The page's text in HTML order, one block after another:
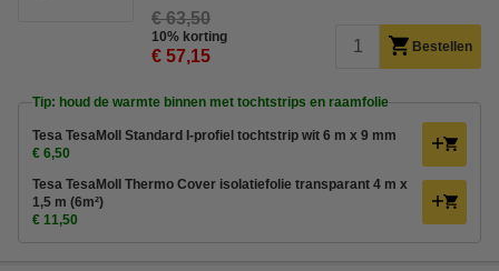
€ 63,50
10% korting
€ 57,15 Bestellen
Tip: houd de warmte binnen met tochtstrips en raamfolie
Tesa TesaMoll Standard I-profiel tochtstrip wit 6 m x 9 mm
€ 6,50
Tesa TesaMoll Thermo Cover isolatiefolie transparant 4 m x
1,5 m (6m²)
€ 11,50